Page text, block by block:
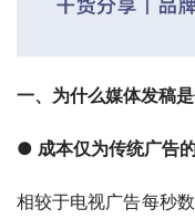
一、为什么媒体发稿
● 成本仅为传统广告
相较于电视广告每秒